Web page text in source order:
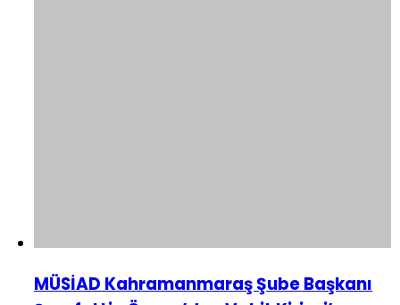
MÜSİAD Kahramanmaraş Şube Başkanı